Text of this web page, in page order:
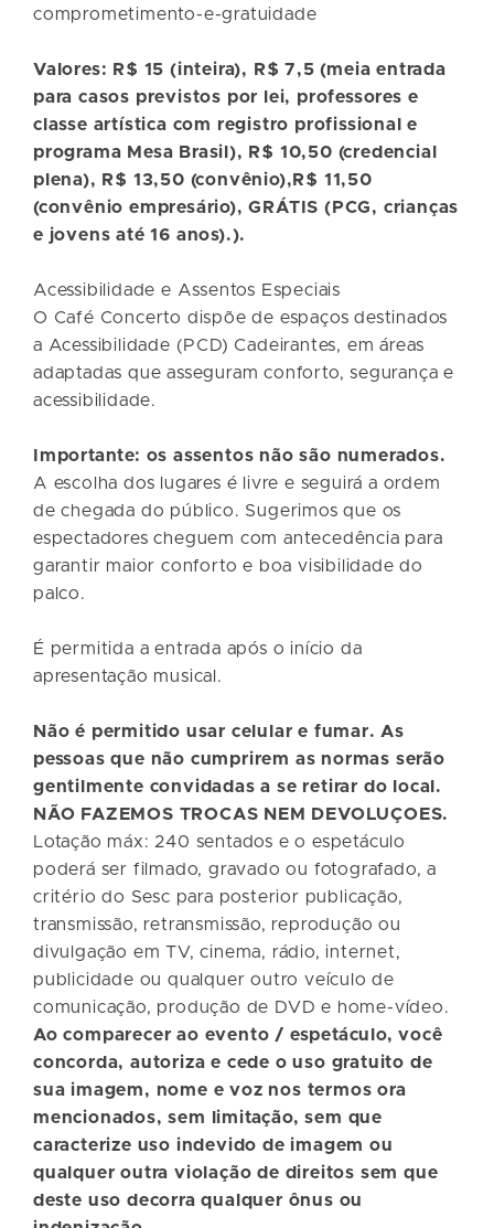
comprometimento-e-gratuidade
Valores: R$ 15 (inteira), R$ 7,5 (meia entrada
para casos previstos por lei, professores e
classe artística com registro profissional e
programa Mesa Brasil), R$ 10,50 (credencial
plena), R$ 13,50 (convênio),R$ 11,50
(convênio empresário), GRÁTIS (PCG, crianças
e jovens até 16 anos).).
Acessibilidade e Assentos Especiais
O Café Concerto dispõe de espaços destinados
a Acessibilidade (PCD) Cadeirantes, em áreas
adaptadas que asseguram conforto, segurança e
acessibilidade.
Importante: os assentos não são numerados.
A escolha dos lugares é livre e seguirá a ordem
de chegada do público. Sugerimos que os
espectadores cheguem com antecedência para
garantir maior conforto e boa visibilidade do
palco.
É permitida a entrada após o início da
apresentação musical.
Não é permitido usar celular e fumar. As
pessoas que não cumprirem as normas serão
gentilmente convidadas a se retirar do local.
NÃO FAZEMOS TROCAS NEM DEVOLUÇOES.
Lotação máx: 240 sentados e o espetáculo
poderá ser filmado, gravado ou fotografado, a
critério do Sesc para posterior publicação,
transmissão, retransmissão, reprodução ou
divulgação em TV, cinema, rádio, internet,
publicidade ou qualquer outro veículo de
comunicação, produção de DVD e home-vídeo.
Ao comparecer ao evento / espetáculo, você
concorda, autoriza e cede o uso gratuito de
sua imagem, nome e voz nos termos ora
mencionados, sem limitação, sem que
caracterize uso indevido de imagem ou
qualquer outra violação de direitos sem que
deste uso decorra qualquer ônus ou